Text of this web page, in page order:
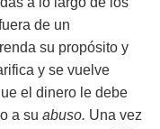
de un
su propósito y
y se vuelve
el dinero le debe
a su abuso. Una vez